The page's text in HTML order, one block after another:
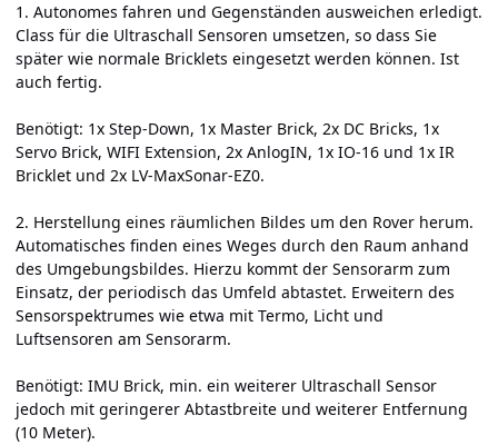
1. Autonomes fahren und Gegenständen ausweichen erledigt.
Class für die Ultraschall Sensoren umsetzen, so dass Sie
später wie normale Bricklets eingesetzt werden können. Ist
auch fertig.
Benötigt: 1x Step-Down, 1x Master Brick, 2x DC Bricks, 1x
Servo Brick, WIFI Extension, 2x AnlogIN, 1x IO-16 und 1x IR
Bricklet und 2x LV-MaxSonar-EZ0.
2. Herstellung eines räumlichen Bildes um den Rover herum.
Automatisches finden eines Weges durch den Raum anhand
des Umgebungsbildes. Hierzu kommt der Sensorarm zum
Einsatz, der periodisch das Umfeld abtastet. Erweitern des
Sensorspektrumes wie etwa mit Termo, Licht und
Luftsensoren am Sensorarm.
Benötigt: IMU Brick, min. ein weiterer Ultraschall Sensor
jedoch mit geringerer Abtastbreite und weiterer Entfernung
(10 Meter).